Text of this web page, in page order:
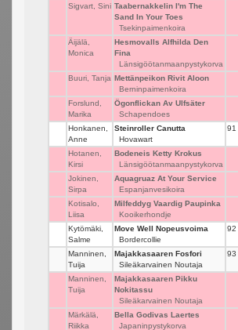
Sigvart, Sini Taabernakkelin I'm The
Sand In Your Toes
Tsekinpaimenkoira
Äijälä,
Monica
Hesmovalls Alfhilda Den
Fina
Länsigöötanmaanpystykorva
Buuri, Tanja Mettänpeikon Rivit Aloon
Berninpaimenkoira
Forslund,
Marika
Ögonflickan Av Ulfsäter
Schapendoes
Honkanen,
Anne
Steinroller Canutta
Hovawart
91
Hotanen,
Kirsi
Bodeneis Ketty Krokus
Länsigöötanmaanpystykorva
Jokinen,
Sirpa
Aquagruaz At Your Service
Espanjanvesikoira
Kotisalo,
Liisa
Milfeddyg Vaardig Paupinka
Kooikerhondje
Kytömäki,
Salme
Move Well Nopeusvoima
Bordercollie
92
Manninen,
Tuija
Majakkasaaren Fosfori
Sileäkarvainen Noutaja
93
Manninen,
Tuija
Majakkasaaren Pikku
Nokitassu
Sileäkarvainen Noutaja
Märkälä,
Riikka
Bella Godivas Laertes
Japaninpystykorva